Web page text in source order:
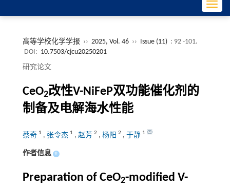
高等学校化学学报 ›› 2025, Vol. 46 ›› Issue (11) : 92 -101.
DOI: 10.7503/cjcu20250201
研究论文
CeO2改性V-NiFeP双功能催化剂的
制备及电解海水性能
蔡奇 1 , 张令杰 1 , 赵芳 2 , 杨阳 2 , 于静 1
作者信息 +
Preparation of CeO2-modified V-